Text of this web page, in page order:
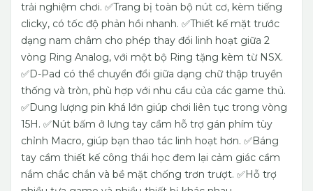
trải nghiệm chơi. ✅Trang bị toàn bộ nút cơ, kèm tiếng
clicky, có tốc độ phản hồi nhanh. ✅Thiết kế mặt trước
dạng nam châm cho phép thay đổi linh hoạt giữa 2
vòng Ring Analog, với một bộ Ring tặng kèm từ NSX.
✅D-Pad có thể chuyển đổi giữa dạng chữ thập truyền
thống và tròn, phù hợp với nhu cầu của các game thủ.
✅Dung lượng pin khá lớn giúp chơi liên tục trong vòng
15H. ✅Nút bấm ở lưng tay cầm hỗ trợ gán phím tùy
chỉnh Macro, giúp bạn thao tác linh hoạt hơn. ✅Báng
tay cầm thiết kế công thái học đem lại cảm giác cầm
nắm chắc chắn và bề mặt chống trơn trượt. ✅Hỗ trợ